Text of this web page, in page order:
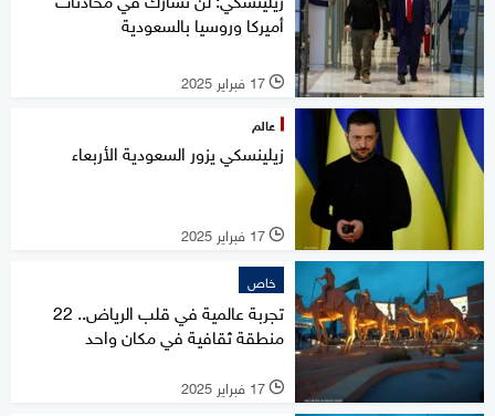
أميركا وروسيا بالسعودية
l 17 فبراير 2025
عالم
زيلينسكي يزور السعودية الأربعاء
l 17 فبراير 2025
خاص
تجربة عالمية في قلب الرياض.. 22
منطقة ثقافية في مكان واحد
l 17 فبراير 2025